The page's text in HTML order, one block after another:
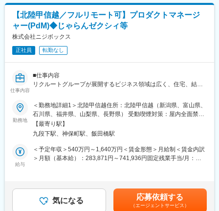
【北陸甲信越／フルリモート可】プロダクトマネージ
ャー(PdM)◆じゃらんゼクシィ等
株式会社ニジボックス
正社員 転勤なし
仕事内容
■仕事内容
リクルートグループが展開するビジネス領域は広く、住宅、結
り添う形で多岐に渡るサービスを提供しており、ニジボックスは
グループの一員として、SUUMOやゼクシィ、ホットペッパー、
じゃらん、リクナビなどの国内最大級のメディアの開発ディレク
ションに従事する、開発ディレクターを募集しています。
■業務詳細
リクルートグループのプロダクト開発ディレクションをお任せい
たします。
す。
＜企画・要件定義フェーズ＞
勤務地
＜勤務地詳細1＞北陸甲信越住所：北陸甲信越（新潟県、富山県、
石川県、福井県、山梨県、長野県） 受動喫煙対策：屋内全面禁煙
＜勤務地詳細2＞本社住所：東京都千代田区九段北1丁目14-6 九段
坂上KSビル 南棟4階勤務地最寄駅：東京メトロ東西線半蔵門線／
事業所（リモートワーク含む）
【最寄り駅】
九段下駅、神保町駅、飯田橋駅
給与
＜予定年収＞540万円～1,640万円＜賃金形態＞月給制＜賃金内訳
＞月額（基本給）：283,871円～741,936円固定残業手当/月：
給与詳細は、経験、能力、年齢を考慮の上決定します。■賞与：年
2回（6月、12月）賃金はあくまでも目安の金額であり、選考を通
気になる 応募依頼する
（エージェントサービス）